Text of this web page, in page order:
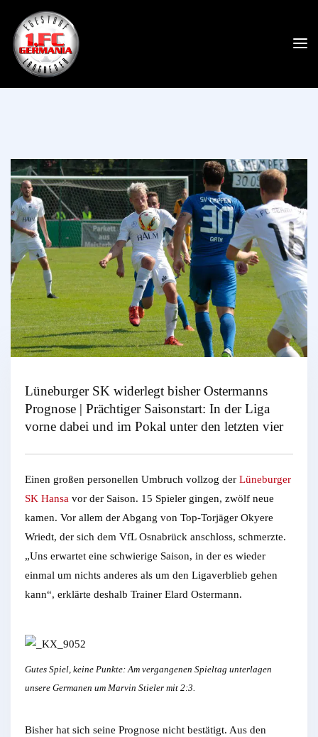
Lüneburger SK widerlegt bisher Ostermanns
Prognose | Prächtiger Saisonstart: In der Liga
vorne dabei und im Pokal unter den letzten vier
Einen großen personellen Umbruch vollzog der Lüneburger
SK Hansa vor der Saison. 15 Spieler gingen, zwölf neue
kamen. Vor allem der Abgang von Top-Torjäger Okyere
Wriedt, der sich dem VfL Osnabrück anschloss, schmerzte.
„Uns erwartet eine schwierige Saison, in der es wieder
einmal um nichts anderes als um den Ligaverblieb gehen
kann“, erklärte deshalb Trainer Elard Ostermann.
Gutes Spiel, keine Punkte: Am vergangenen Spieltag unterlagen
unsere Germanen um Marvin Stieler mit 2:3.
Bisher hat sich seine Prognose nicht bestätigt. Aus den